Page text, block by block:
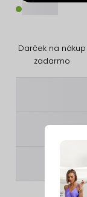
Darček na nákup
zadarmo
________